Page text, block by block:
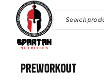
Preworkout